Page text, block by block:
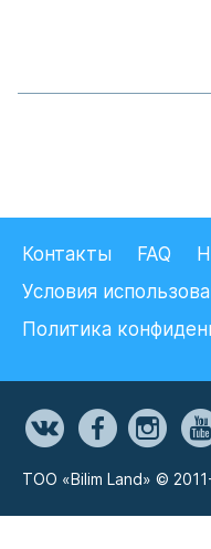
Контакты FAQ
Условия
Политика
ТОО «Bilim Land» ©